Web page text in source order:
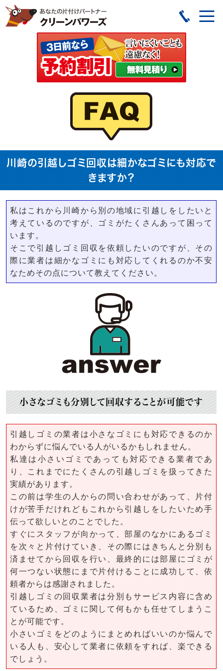
川崎の引越しゴミ回収は細かなゴミにも対応で
きますか？
私はこれから川崎から別の地域に引越しをしたいと
考えているのですが、ゴミがたくさんあって困って
います。
そこで引越しゴミ回収を依頼したいのですが、その
際に業者は細かなゴミにも対応してくれるのか不安
なためその点について教えてください。
小さなゴミも分別して回収することが可能です
引越しゴミの業者は小さなゴミにも対応できるのか
わからずに悩んでいる人がいるかもしれません。
私達は小さいゴミであっても対応できる業者であ
り、これまでにたくさんの引越しゴミを扱ってきた
実績があります。
この前は学生の人からの問い合わせがあって、片付
けが苦手だけれどもこれから引越しをしたいため手
伝って欲しいとのことでした。
すぐにスタッフが向かって、部屋のなかにあるゴミ
を次々と片付けていき、その際にはきちんと分別も
済ませてから回収を行い、最終的には部屋にゴミが
何一つない状態にまで片付けることに成功して、依
頼者からは感謝されました。
引越しゴミの回収業者は分別もサービス内容に含め
ているため、ゴミに関して何もかも任せてしまうこ
とが可能です。
小さいゴミをどのようにまとめればいいのか悩んで
いる人も、安心して業者に依頼をすれば、楽できる
でしょう。